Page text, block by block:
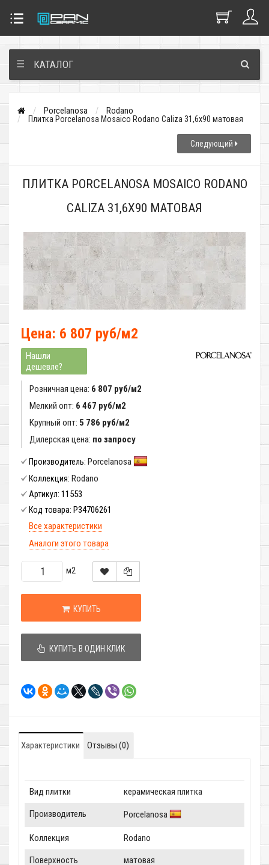
☰ КАТАЛОГ
Porcelanosa
Rodano
Плитка Porcelanosa Mosaico Rodano Caliza 31,6x90 матовая
Следующий
ПЛИТКА PORCELANOSA MOSAICO RODANO
CALIZA 31,6X90 МАТОВАЯ
Цена: 6 807 руб/м2
Нашли
дешевле?
Розничная цена: 6 807 руб/м2
Мелкий опт: 6 467 руб/м2
Крупный опт: 5 786 руб/м2
Дилерская цена: по запросу
Производитель: Porcelanosa
Коллекция: Rodano
Артикул: 11553
Код товара: P34706261
Все характеристики
Аналоги этого товара
м2
КУПИТЬ
КУПИТЬ В ОДИН КЛИК
Характеристики Отзывы (0)
Вид плитки керамическая плитка
Производитель Porcelanosa
Коллекция Rodano
Поверхность матовая